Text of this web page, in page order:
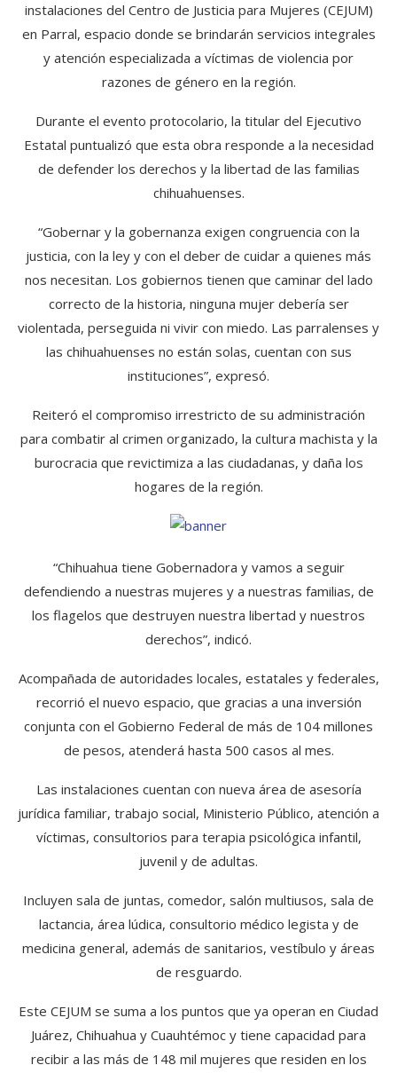
instalaciones del Centro de Justicia para Mujeres (CEJUM)
en Parral, espacio donde se brindarán servicios integrales
y atención especializada a víctimas de violencia por
razones de género en la región.
Durante el evento protocolario, la titular del Ejecutivo
Estatal puntualizó que esta obra responde a la necesidad
de defender los derechos y la libertad de las familias
chihuahuenses.
“Gobernar y la gobernanza exigen congruencia con la
justicia, con la ley y con el deber de cuidar a quienes más
nos necesitan. Los gobiernos tienen que caminar del lado
correcto de la historia, ninguna mujer debería ser
violentada, perseguida ni vivir con miedo. Las parralenses y
las chihuahuenses no están solas, cuentan con sus
instituciones”, expresó.
Reiteró el compromiso irrestricto de su administración
para combatir al crimen organizado, la cultura machista y la
burocracia que revictimiza a las ciudadanas, y daña los
hogares de la región.
“Chihuahua tiene Gobernadora y vamos a seguir
defendiendo a nuestras mujeres y a nuestras familias, de
los flagelos que destruyen nuestra libertad y nuestros
derechos”, indicó.
Acompañada de autoridades locales, estatales y federales,
recorrió el nuevo espacio, que gracias a una inversión
conjunta con el Gobierno Federal de más de 104 millones
de pesos, atenderá hasta 500 casos al mes.
Las instalaciones cuentan con nueva área de asesoría
jurídica familiar, trabajo social, Ministerio Público, atención a
víctimas, consultorios para terapia psicológica infantil,
juvenil y de adultas.
Incluyen sala de juntas, comedor, salón multiusos, sala de
lactancia, área lúdica, consultorio médico legista y de
medicina general, además de sanitarios, vestíbulo y áreas
de resguardo.
Este CEJUM se suma a los puntos que ya operan en Ciudad
Juárez, Chihuahua y Cuauhtémoc y tiene capacidad para
recibir a las más de 148 mil mujeres que residen en los